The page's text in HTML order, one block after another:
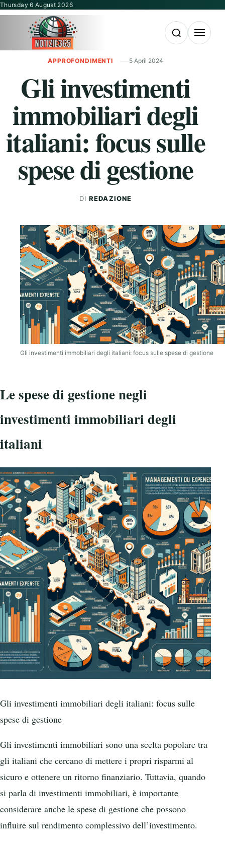
Vai al contenuto
Thursday 6 August 2026
Apri la ricerca
Apri il
APPROFONDIMENTI 5 April 2024
Gli investimenti
immobiliari degli
italiani: focus sulle
spese di gestione
DIREDAZIONE
Gli investimenti immobiliari degli italiani: focus sulle spese di gestione
Le spese di gestione negli
investimenti immobiliari degli
italiani
Gli investimenti immobiliari degli italiani: focus sulle
spese di gestione
Gli investimenti immobiliari sono una scelta popolare tra
gli italiani che cercano di mettere i propri risparmi al
sicuro e ottenere un ritorno finanziario. Tuttavia, quando
si parla di investimenti immobiliari, è importante
considerare anche le spese di gestione che possono
influire sul rendimento complessivo dell’investimento.